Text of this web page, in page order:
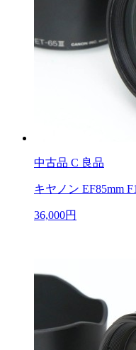
中古品 C 良品
キヤノン EF85mm
36,000円